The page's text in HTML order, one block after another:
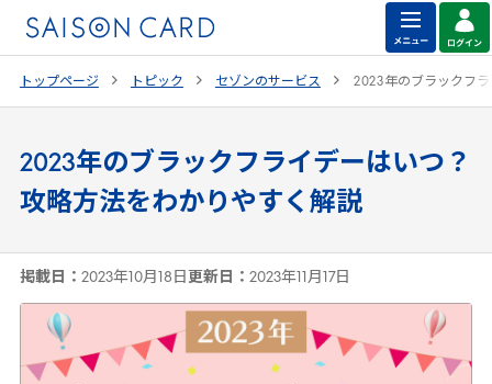
トップページ トピック セゾンのサービス 2023年のブラックフ
2023年のブラックフライデーはいつ？
攻略方法をわかりやすく解説
掲載日： 2023年10月18日 更新日： 2023年11月17日